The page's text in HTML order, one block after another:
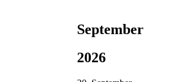
September
2026